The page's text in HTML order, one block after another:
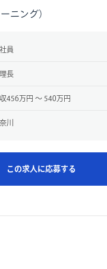
ニング）
員
長
456万円 〜 540万円
川
この求人に応募する